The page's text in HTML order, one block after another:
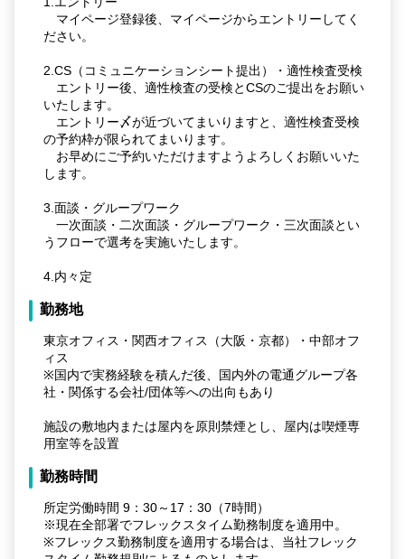
マイページ登録後、マイページからエントリーしてく
ださい。
2.CS（コミュニケーションシート提出）・適性検査受検
エントリー後、適性検査の受検とCSのご提出をお願い
いたします。
エントリー〆が近づいてまいりますと、適性検査受検
の予約枠が限られてまいります。
お早めにご予約いただけますようよろしくお願いいた
します。
3.面談・グループワーク
一次面談・二次面談・グループワーク・三次面談とい
うフローで選考を実施いたします。
4.内々定
勤務地
東京オフィス・関西オフィス（大阪・京都）・中部オフ
ィス
※国内で実務経験を積んだ後、国内外の電通グループ各
社・関係する会社/団体等への出向もあり
施設の敷地内または屋内を原則禁煙とし、屋内は喫煙専
用室等を設置
勤務時間
所定労働時間 9：30～17：30（7時間）
※現在全部署でフレックスタイム勤務制度を適用中。
※フレックス勤務制度を適用する場合は、当社フレック